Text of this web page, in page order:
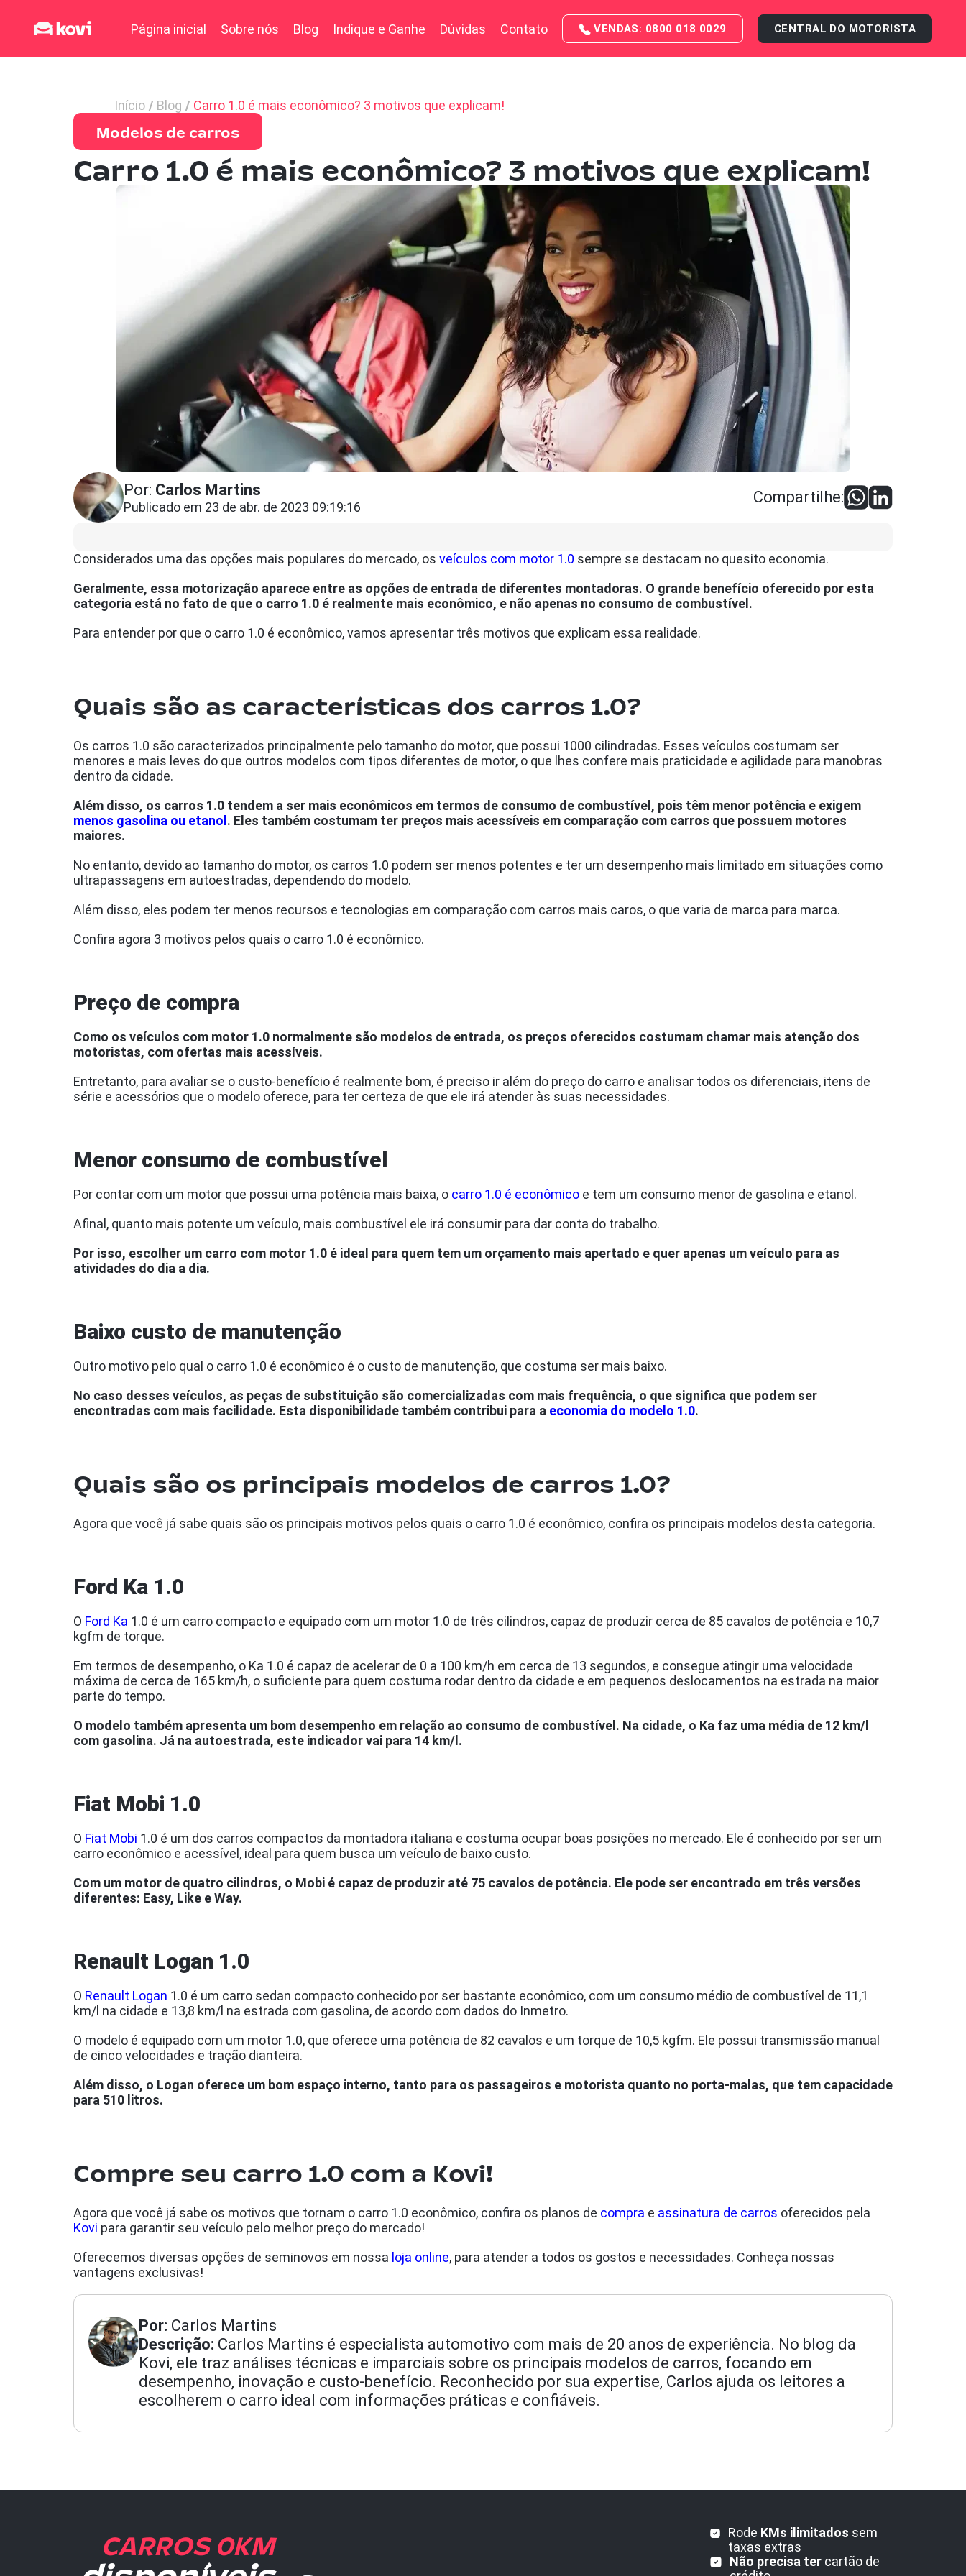
Página inicial Sobre nós Blog Indique e Ganhe Dúvidas Contato VENDAS: 0800 018 0029 CENTRAL DO MOTORISTA
Início Blog Carro 1.0 é mais econômico? 3 motivos que explicam!
Modelos de carros
Carro 1.0 é mais econômico? 3 motivos que explicam!
Por: Carlos Martins
Publicado em 23 de abr. de 2023 09:19:16
Compartilhe:
Considerados uma das opções mais populares do mercado, os veículos com motor 1.0 sempre se destacam no quesito economia.
Geralmente, essa motorização aparece entre as opções de entrada de diferentes montadoras. O grande benefício oferecido por esta
categoria está no fato de que o carro 1.0 é realmente mais econômico, e não apenas no consumo de combustível.
Para entender por que o carro 1.0 é econômico, vamos apresentar três motivos que explicam essa realidade.
Quais são as características dos carros 1.0?
Os carros 1.0 são caracterizados principalmente pelo tamanho do motor, que possui 1000 cilindradas. Esses veículos costumam ser
menores e mais leves do que outros modelos com tipos diferentes de motor, o que lhes confere mais praticidade e agilidade para manobras
dentro da cidade.
Além disso, os carros 1.0 tendem a ser mais econômicos em termos de consumo de combustível, pois têm menor potência e exigem
menos gasolina ou etanol . Eles também costumam ter preços mais acessíveis em comparação com carros que possuem motores
maiores.
No entanto, devido ao tamanho do motor, os carros 1.0 podem ser menos potentes e ter um desempenho mais limitado em situações como
ultrapassagens em autoestradas, dependendo do modelo.
Além disso, eles podem ter menos recursos e tecnologias em comparação com carros mais caros, o que varia de marca para marca.
Confira agora 3 motivos pelos quais o carro 1.0 é econômico.
Preço de compra
Como os veículos com motor 1.0 normalmente são modelos de entrada, os preços oferecidos costumam chamar mais atenção dos
motoristas, com ofertas mais acessíveis.
Entretanto, para avaliar se o custo-benefício é realmente bom, é preciso ir além do preço do carro e analisar todos os diferenciais, itens de
série e acessórios que o modelo oferece, para ter certeza de que ele irá atender às suas necessidades.
Menor consumo de combustível
Por contar com um motor que possui uma potência mais baixa, o carro 1.0 é econômico e tem um consumo menor de gasolina e etanol.
Afinal, quanto mais potente um veículo, mais combustível ele irá consumir para dar conta do trabalho.
Por isso, escolher um carro com motor 1.0 é ideal para quem tem um orçamento mais apertado e quer apenas um veículo para as
atividades do dia a dia.
Baixo custo de manutenção
Outro motivo pelo qual o carro 1.0 é econômico é o custo de manutenção, que costuma ser mais baixo.
No caso desses veículos, as peças de substituição são comercializadas com mais frequência, o que significa que podem ser
encontradas com mais facilidade. Esta disponibilidade também contribui para a economia do modelo 1.0.
Quais são os principais modelos de carros 1.0?
Agora que você já sabe quais são os principais motivos pelos quais o carro 1.0 é econômico, confira os principais modelos desta categoria.
Ford Ka 1.0
O Ford Ka 1.0 é um carro compacto e equipado com um motor 1.0 de três cilindros, capaz de produzir cerca de 85 cavalos de potência e 10,7
kgfm de torque.
Em termos de desempenho, o Ka 1.0 é capaz de acelerar de 0 a 100 km/h em cerca de 13 segundos, e consegue atingir uma velocidade
máxima de cerca de 165 km/h, o suficiente para quem costuma rodar dentro da cidade e em pequenos deslocamentos na estrada na maior
parte do tempo.
O modelo também apresenta um bom desempenho em relação ao consumo de combustível. Na cidade, o Ka faz uma média de 12 km/l
com gasolina. Já na autoestrada, este indicador vai para 14 km/l.
Fiat Mobi 1.0
O Fiat Mobi 1.0 é um dos carros compactos da montadora italiana e costuma ocupar boas posições no mercado. Ele é conhecido por ser um
carro econômico e acessível, ideal para quem busca um veículo de baixo custo.
Com um motor de quatro cilindros, o Mobi é capaz de produzir até 75 cavalos de potência. Ele pode ser encontrado em três versões
diferentes: Easy, Like e Way.
Renault Logan 1.0
O Renault Logan 1.0 é um carro sedan compacto conhecido por ser bastante econômico, com um consumo médio de combustível de 11,1
km/l na cidade e 13,8 km/l na estrada com gasolina, de acordo com dados do Inmetro.
O modelo é equipado com um motor 1.0, que oferece uma potência de 82 cavalos e um torque de 10,5 kgfm. Ele possui transmissão manual
de cinco velocidades e tração dianteira.
Além disso, o Logan oferece um bom espaço interno, tanto para os passageiros e motorista quanto no porta-malas, que tem capacidade
para 510 litros.
Compre seu carro 1.0 com a Kovi!
Agora que você já sabe os motivos que tornam o carro 1.0 econômico, confira os planos de compra e assinatura de carros oferecidos pela
Kovi para garantir seu veículo pelo melhor preço do mercado!
Oferecemos diversas opções de seminovos em nossa loja online, para atender a todos os gostos e necessidades. Conheça nossas
vantagens exclusivas!
Por: Carlos Martins
Descrição: Carlos Martins é especialista automotivo com mais de 20 anos de experiência. No blog da
Kovi, ele traz análises técnicas e imparciais sobre os principais modelos de carros, focando em
desempenho, inovação e custo-benefício. Reconhecido por sua expertise, Carlos ajuda os leitores a
escolherem o carro ideal com informações práticas e confiáveis.
CARROS 0KM Rode KMs ilimitados sem
taxas extras
Não precisa ter cartão de